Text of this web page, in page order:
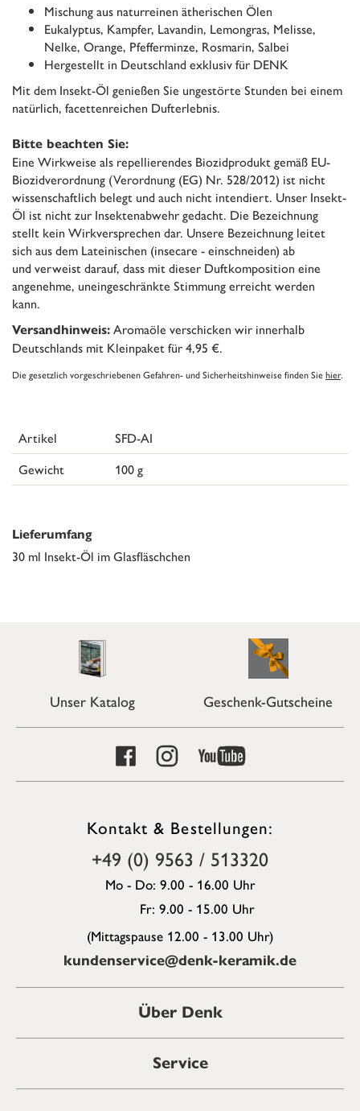
Mischung aus naturreinen ätherischen Ölen
Eukalyptus, Kampfer, Lavandin, Lemongras, Melisse,
Nelke, Orange, Pfefferminze, Rosmarin, Salbei
Hergestellt in Deutschland exklusiv für DENK
Mit dem Insekt-Öl genießen Sie ungestörte Stunden bei einem
natürlich, facettenreichen Dufterlebnis.
Bitte beachten Sie:
Eine Wirkweise als repellierendes Biozidprodukt gemäß EU-
Biozidverordnung (Verordnung (EG) Nr. 528/2012) ist nicht
wissenschaftlich belegt und auch nicht intendiert. Unser Insekt-
Öl ist nicht zur Insektenabwehr gedacht. Die Bezeichnung
stellt kein Wirkversprechen dar. Unsere Bezeichnung leitet
sich aus dem Lateinischen (insecare - einschneiden) ab
und verweist darauf, dass mit dieser Duftkomposition eine
angenehme, uneingeschränkte Stimmung erreicht werden
kann.
Versandhinweis: Aromaöle verschicken wir innerhalb
Deutschlands mit Kleinpaket für 4,95 €.
Die gesetzlich vorgeschriebenen Gefahren- und Sicherheitshinweise finden Siehier.
Artikel
SFD-AI
Gewicht
100 g
Lieferumfang
30 ml Insekt-Öl im Glasfläschchen
Unser Katalog Geschenk-Gutscheine
Kontakt & Bestellungen:
+49 (0) 9563 / 513320
Mo - Do: 9.00 - 16.00 Uhr
Fr: 9.00 - 15.00 Uhr
(Mittagspause 12.00 - 13.00 Uhr)
kundenservice@denk-keramik.de
Über Denk
Service